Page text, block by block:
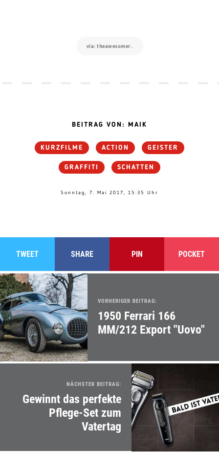
via: theawesomer .
BEITRAG VON: MAIK
KURZFILME ACTION GEISTER
GRAFFITI SCHATTEN
Sonntag, 7. Mai 2017, 15:35 Uhr
TWEET SHARE PIN POCKET
VORHERIGER BEITRAG:
1950 Ferrari 166
MM/212 Export "Uovo"
NÄCHSTER BEITRAG:
Gewinnt das perfekte
Pflege-Set zum
Vatertag